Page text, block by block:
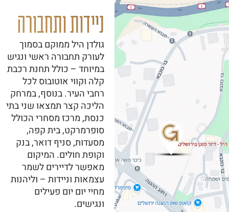
ניידות ותחבורה
גולדן היל ממוקם בסמוך
לעורק תחבורה ראשי ונגיש
במיוחד – כולל תחנת רכבת
קלה וקווי אוטובוס לכל
רחבי העיר. בנוסף, במרחק
הליכה קצר תמצאו שני בתי
כנסת, מרכז מסחרי הכולל
סופרמרקט, בית קפה,
מסעדות, סניף דואר, בנק
וקופת חולים. המיקום
מאפשר לדיירים לשמר
עצמאות וניידות – וליהנות
מחיי יום יום פעילים
ונגישים.